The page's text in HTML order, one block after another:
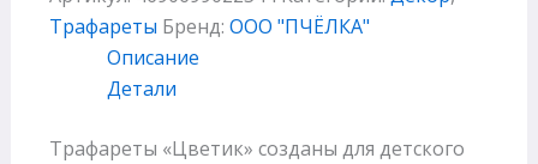
Трафареты Бренд: ООО "ПЧЁЛКА"
Описание
Детали
Трафареты «Цветик» созданы для детского